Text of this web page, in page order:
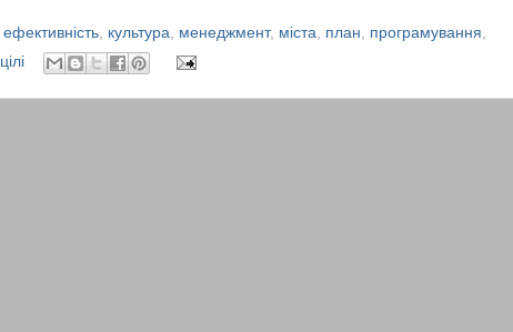
ефективність, культура, менеджмент, міста, план, програмування,
цілі